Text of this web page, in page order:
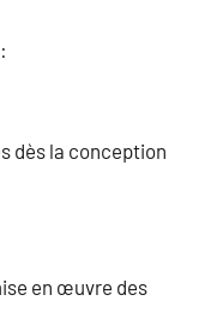
dès la conception
en œuvre des